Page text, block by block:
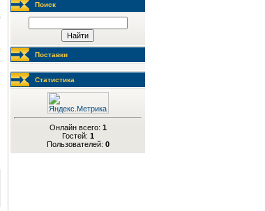
Поиск
Поставки
Статистика
Онлайн всего: 1
Гостей: 1
Пользователей: 0